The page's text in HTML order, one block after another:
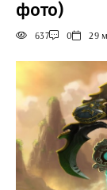
фото)
637 0 29